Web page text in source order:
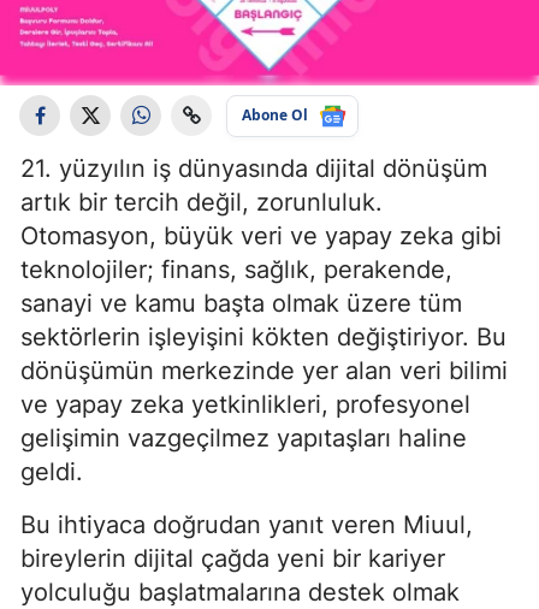
Abone Ol
21. yüzyılın iş dünyasında dijital dönüşüm
artık bir tercih değil, zorunluluk.
Otomasyon, büyük veri ve yapay zeka gibi
teknolojiler; finans, sağlık, perakende,
sanayi ve kamu başta olmak üzere tüm
sektörlerin işleyişini kökten değiştiriyor. Bu
dönüşümün merkezinde yer alan veri bilimi
ve yapay zeka yetkinlikleri, profesyonel
gelişimin vazgeçilmez yapıtaşları haline
geldi.
Bu ihtiyaca doğrudan yanıt veren Miuul,
bireylerin dijital çağda yeni bir kariyer
yolculuğu başlatmalarına destek olmak